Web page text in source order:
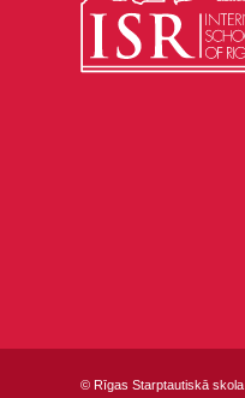
© Rīgas Starptautiskā skola